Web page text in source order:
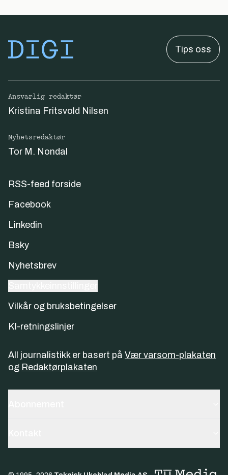
Tips oss
Ansvarlig redaktør
Kristina Fritsvold Nilsen
Nyhetsredaktør
Tor M. Nondal
RSS-feed forside
Facebook
Linkedin
Bsky
Nyhetsbrev
Vilkår og bruksbetingelser
KI-retningslinjer
All journalistikk er basert på Vær varsom-plakaten
og Redaktørplakaten